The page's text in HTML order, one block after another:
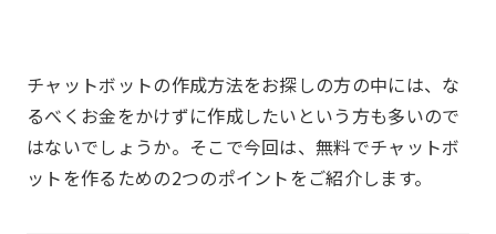
チャットボットの作成方法をお探しの方の中には、な
るべくお金をかけずに作成したいという方も多いので
はないでしょうか。そこで今回は、無料でチャットボ
ットを作るための2つのポイントをご紹介します。